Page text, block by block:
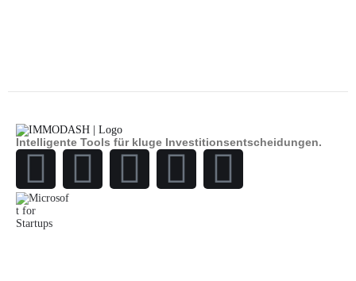
Intelligente Tools für kluge Investitionsentscheidungen.